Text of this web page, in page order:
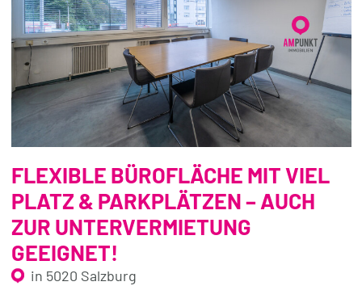
FLEXIBLE BÜROFLÄCHE MIT VIEL
PLATZ & PARKPLÄTZEN – AUCH
ZUR UNTERVERMIETUNG
GEEIGNET!
in 5020 Salzburg